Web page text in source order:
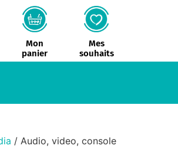
Mon
panier
Mes
souhaits
/ Audio, video, console